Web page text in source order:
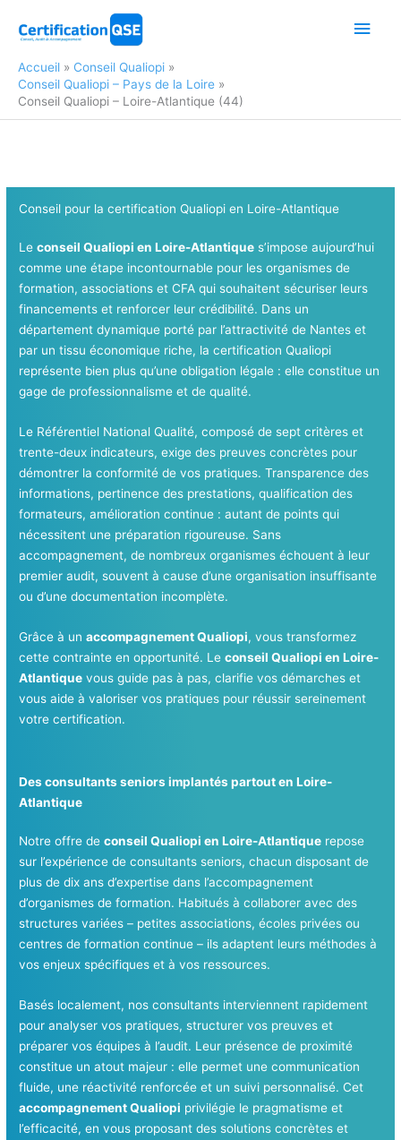
Accueil
Conseil Qualiopi
Conseil Qualiopi – Pays de la Loire
Conseil Qualiopi – Loire-Atlantique (44)
Conseil pour la certification Qualiopi en Loire-Atlantique
Leconseil Qualiopi en Loire-Atlantique s’impose aujourd’hui
comme une étape incontournable pour les organismes de
formation, associations et CFA qui souhaitent sécuriser leurs
financements et renforcer leur crédibilité. Dans un
département dynamique porté par l’attractivité de Nantes et
par un tissu économique riche, la certification Qualiopi
représente bien plus qu’une obligation légale : elle constitue un
gage de professionnalisme et de qualité.
Le Référentiel National Qualité, composé de sept critères et
trente-deux indicateurs, exige des preuves concrètes pour
démontrer la conformité de vos pratiques. Transparence des
informations, pertinence des prestations, qualification des
formateurs, amélioration continue : autant de points qui
nécessitent une préparation rigoureuse. Sans
accompagnement, de nombreux organismes échouent à leur
premier audit, souvent à cause d’une organisation insuffisante
ou d’une documentation incomplète.
Grâce à unaccompagnement Qualiopi, vous transformez
cette contrainte en opportunité. Leconseil Qualiopi en Loire-
Atlantique vous guide pas à pas, clarifie vos démarches et
vous aide à valoriser vos pratiques pour réussir sereinement
votre certification.
Des consultants seniors implantés partout en Loire-
Atlantique
Notre offre deconseil Qualiopi en Loire-Atlantique repose
sur l’expérience de consultants seniors, chacun disposant de
plus de dix ans d’expertise dans l’accompagnement
d’organismes de formation. Habitués à collaborer avec des
structures variées – petites associations, écoles privées ou
centres de formation continue – ils adaptent leurs méthodes à
vos enjeux spécifiques et à vos ressources.
Basés localement, nos consultants interviennent rapidement
pour analyser vos pratiques, structurer vos preuves et
préparer vos équipes à l’audit. Leur présence de proximité
constitue un atout majeur : elle permet une communication
fluide, une réactivité renforcée et un suivi personnalisé. Cet
accompagnement Qualiopi privilégie le pragmatisme et
l’efficacité, en vous proposant des solutions concrètes et